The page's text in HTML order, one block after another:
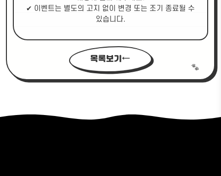
✔ 이벤트는 별도의 고지 없이 변경 또는 조기 종료될 수
있습니다.
목록보기